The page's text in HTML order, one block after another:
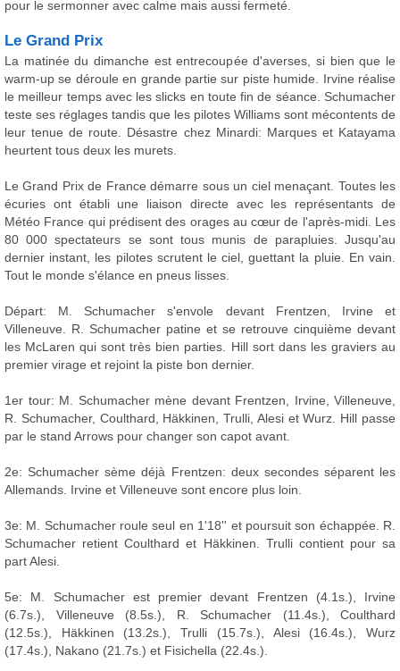
pour le sermonner avec calme mais aussi fermeté.
Le Grand Prix
La matinée du dimanche est entrecoupée d'averses, si bien que le
warm-up se déroule en grande partie sur piste humide. Irvine réalise
le meilleur temps avec les slicks en toute fin de séance. Schumacher
teste ses réglages tandis que les pilotes Williams sont mécontents de
leur tenue de route. Désastre chez Minardi: Marques et Katayama
heurtent tous deux les murets.
Le Grand Prix de France démarre sous un ciel menaçant. Toutes les
écuries ont établi une liaison directe avec les représentants de
Météo France qui prédisent des orages au cœur de l'après-midi. Les
80 000 spectateurs se sont tous munis de parapluies. Jusqu'au
dernier instant, les pilotes scrutent le ciel, guettant la pluie. En vain.
Tout le monde s'élance en pneus lisses.
Départ: M. Schumacher s'envole devant Frentzen, Irvine et
Villeneuve. R. Schumacher patine et se retrouve cinquième devant
les McLaren qui sont très bien parties. Hill sort dans les graviers au
premier virage et rejoint la piste bon dernier.
1er tour: M. Schumacher mène devant Frentzen, Irvine, Villeneuve,
R. Schumacher, Coulthard, Häkkinen, Trulli, Alesi et Wurz. Hill passe
par le stand Arrows pour changer son capot avant.
2e: Schumacher sème déjà Frentzen: deux secondes séparent les
Allemands. Irvine et Villeneuve sont encore plus loin.
3e: M. Schumacher roule seul en 1'18'' et poursuit son échappée. R.
Schumacher retient Coulthard et Häkkinen. Trulli contient pour sa
part Alesi.
5e: M. Schumacher est premier devant Frentzen (4.1s.), Irvine
(6.7s.), Villeneuve (8.5s.), R. Schumacher (11.4s.), Coulthard
(12.5s.), Häkkinen (13.2s.), Trulli (15.7s.), Alesi (16.4s.), Wurz
(17.4s.), Nakano (21.7s.) et Fisichella (22.4s.).